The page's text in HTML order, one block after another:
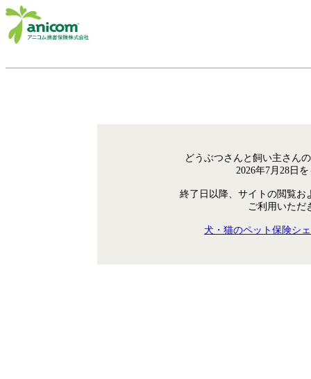
どうぶつさんと飼い主さん
2026年7月28日
終了日以降、サイトの閲覧お
ご利用いただ
犬・猫のペット保険シ